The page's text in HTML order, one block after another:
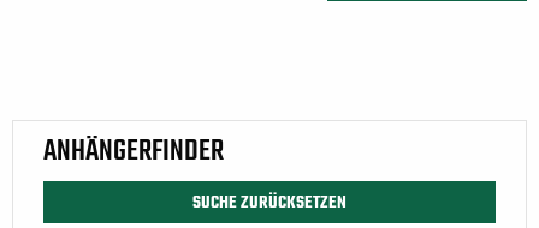
ANHÄNGERFINDER
SUCHE ZURÜCKSETZEN